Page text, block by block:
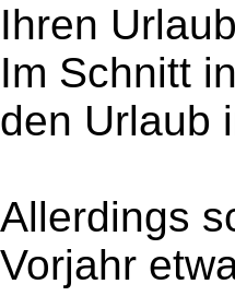
Ihren
Im Schnitt
den Urlaub
Allerdings
Vorjahr